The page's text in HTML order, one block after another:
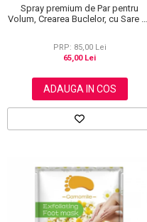
Spray premium de Par pentru
Volum, Crearea Buclelor, cu Sare de
PRP: 85,00 Lei
65,00 Lei
ADAUGA IN COS